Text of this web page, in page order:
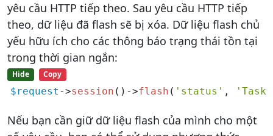
yêu cầu HTTP tiếp theo. Sau yêu cầu HTTP tiếp
theo, dữ liệu đã flash sẽ bị xóa. Dữ liệu flash chủ
yếu hữu ích cho các thông báo trạng thái tồn tại
trong thời gian ngắn:
Hide Copy
$request ->session ()->flash ( 'status' , 'Task
Nếu bạn cần giữ dữ liệu flash của mình cho một